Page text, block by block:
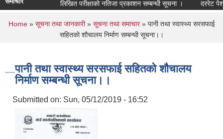
लिखित परीक्षाको नतिजा प्रकाशन सम्बन्धी सूचना । दररेट पेश गर्ने
You are here
Home» सूचना तथा जानकारी» सूचना तथा समाचार» पानी तथा स्वास्थ्य सरसफाई
सहितको शौचालय निर्माण सम्बन्धी सूचना।।
पानी तथा स्वास्थ्य सरसफाई सहितको शौचालय
निर्माण सम्बन्धी सूचना।।
Submitted on: Sun, 05/12/2019 - 16:52